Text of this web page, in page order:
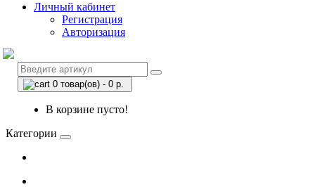
Личный кабинет
Регистрация
Авторизация
0 товар(ов) - 0 р.
В корзине пусто!
Категории